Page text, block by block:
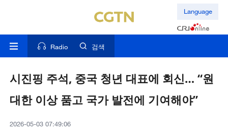
Language
Radio 검색
시진핑 주석, 중국 청년 대표에 회신… “원
대한 이상 품고 국가 발전에 기여해야”
2026-05-03 07:49:06